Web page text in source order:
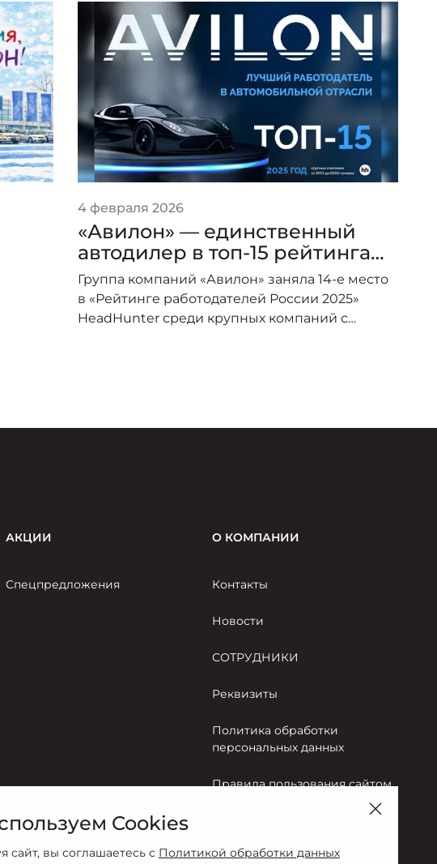
4 февраля 2026
«Авилон» — единственный
автодилер в топ-15 рейтинга
работодателей России среди
крупных компаний
Группа компаний «Авилон» заняла 14-е место
в «Рейтинге работодателей России 2025»
HeadHunter среди крупных компаний с
АКЦИИ
Спецпредложения
О КОМПАНИИ
Контакты
Новости
СОТРУДНИКИ
Реквизиты
Политика обработки
персональных данных
Правила пользования сайтом
Cookies
сайт, вы соглашаетесь с Политикой обработки данных